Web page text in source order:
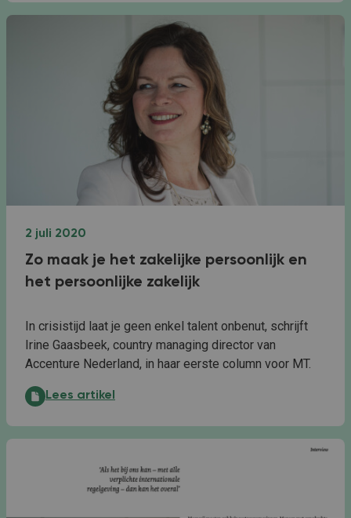
2 juli 2020
Zo maak je het zakelijke persoonlijk en
het persoonlijke zakelijk
In crisistijd laat je geen enkel talent onbenut, schrijft
Irine Gaasbeek, country managing director van
Accenture Nederland, in haar eerste column voor MT.
Zo maak je het zakelijke persoonlijk en het
Lees artikel